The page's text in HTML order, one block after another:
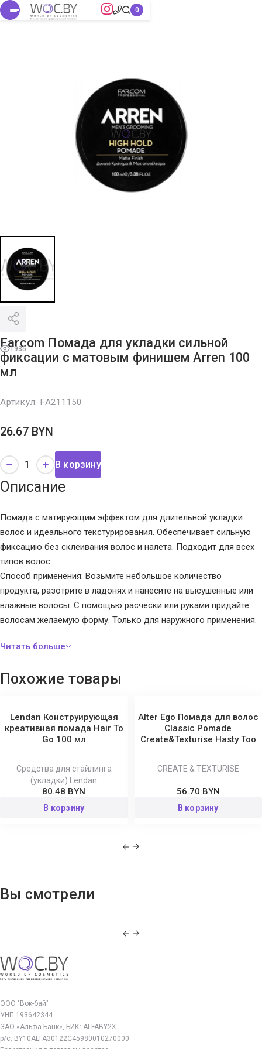
1935
Farcom Помада для укладки сильной
фиксации с матовым финишем Arren 100
мл
Артикул: FA211150
26.67 BYN
В корзину
Описание
Помада с матирующим эффектом для длительной укладки
волос и идеального текстурирования. Обеспечивает сильную
фиксацию без склеивания волос и налета. Подходит для всех
типов волос.
Способ применения: Возьмите небольшое количество
продукта, разотрите в ладонях и нанесите на высушенные или
влажные волосы. С помощью расчески или руками придайте
волосам желаемую форму. Только для наружного применения.
Похожие товары
Lendan Конструирующая
креативная помада Hair To
Go 100 мл
Средства для стайлинга
(укладки) Lendan
80.48 BYN
В корзину
Alter Ego Помада для волос
Classic Pomade
Create&Texturise Hasty Too
CREATE & TEXTURISE
56.70 BYN
В корзину
Вы смотрели
ООО "Вок-бай"
УНП 193642344
ЗАО «Альфа-Банк», БИК: ALFABY2X
р/с: BY10ALFA30122C45980010270000